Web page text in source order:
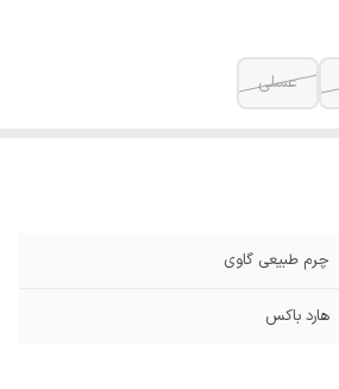
عسلی
چرم طبیعی گاوی
هارد باکس